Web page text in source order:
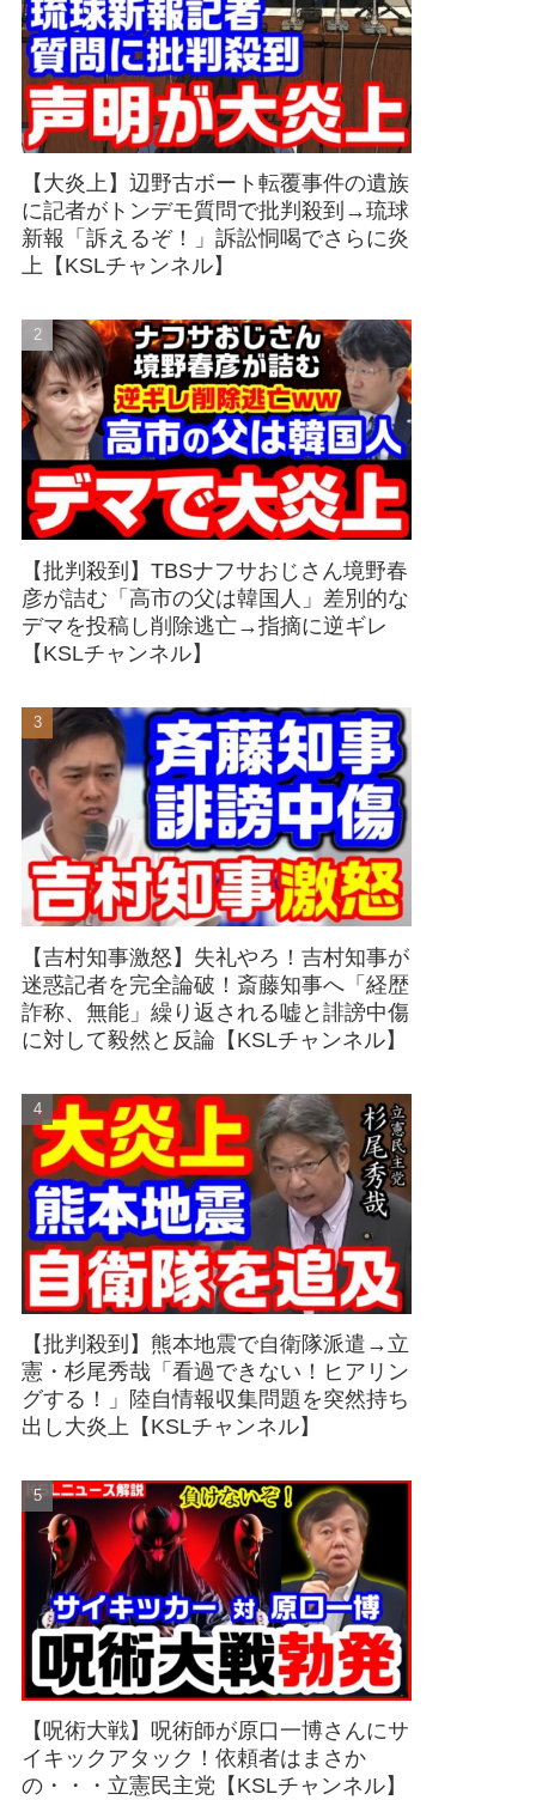
【大炎上】辺野古ボート転覆事件の遺族
に記者がトンデモ質問で批判殺到→琉球
新報「訴えるぞ！」訴訟恫喝でさらに炎
上【KSLチャンネル】
【批判殺到】TBSナフサおじさん境野春
彦が詰む「高市の父は韓国人」差別的な
デマを投稿し削除逃亡→指摘に逆ギレ
【KSLチャンネル】
【吉村知事激怒】失礼やろ！吉村知事が
迷惑記者を完全論破！斎藤知事へ「経歴
詐称、無能」繰り返される嘘と誹謗中傷
に対して毅然と反論【KSLチャンネル】
【批判殺到】熊本地震で自衛隊派遣→立
憲・杉尾秀哉「看過できない！ヒアリン
グする！」陸自情報収集問題を突然持ち
出し大炎上【KSLチャンネル】
【呪術大戦】呪術師が原口一博さんにサ
イキックアタック！依頼者はまさか
の・・・立憲民主党【KSLチャンネル】